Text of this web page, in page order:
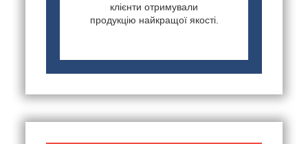
клієнти отримували
продукцію найкращої якості.